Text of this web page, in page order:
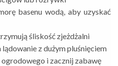
basenu wodą, aby uzyskać
śliskość zjeżdżalni
z dużym pluśnięciem
ogrodowego i zacznij zabawę